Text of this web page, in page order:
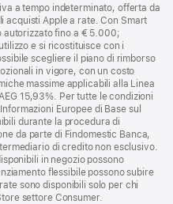
a tempo indeterminato, offerta da
acquisti Apple a rate. Con Smart
autorizzato fino a € 5.000;
e si ricostituisce con i
scegliere il piano di rimborso
in vigore, con un costo
massime applicabili alla Linea
15,93%. Per tutte le condizioni
Europee di Base sul
durante la procedura di
da parte di Findomestic Banca,
di credito non esclusivo.
in negozio possono
flessibile possono subire
sono disponibili solo per chi
settore Consumer.